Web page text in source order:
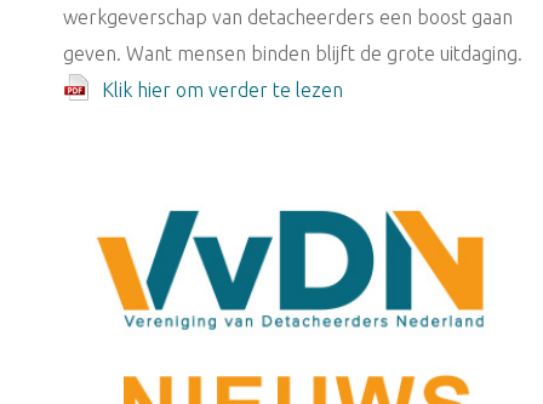
werkgeverschap van detacheerders een boost gaan
geven. Want mensen binden blijft de grote uitdaging.
Klik hier om verder te lezen